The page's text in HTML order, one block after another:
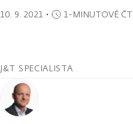
10. 9. 2021 ・ 1-MINUTOVÉ
J&T SPECIALISTA